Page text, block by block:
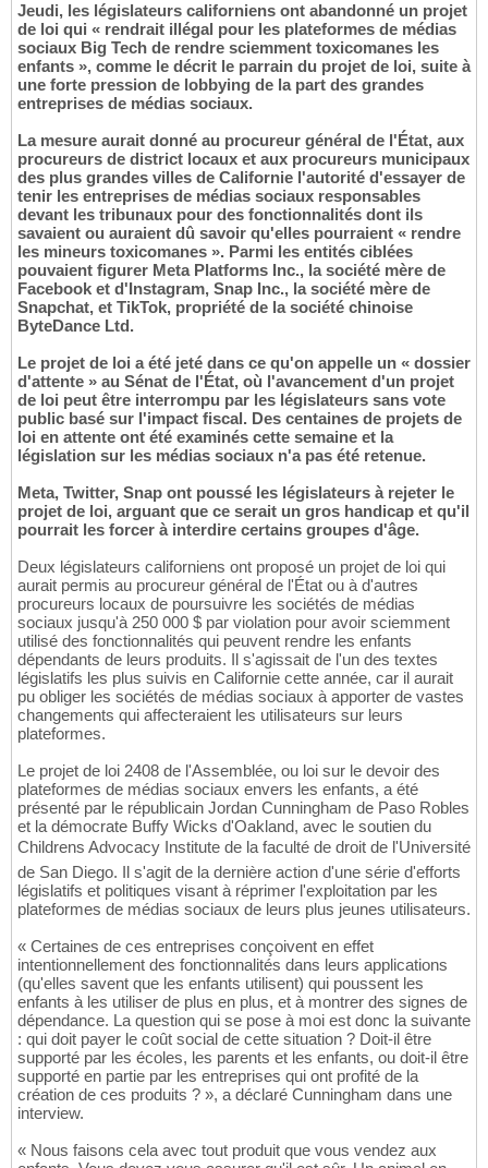
Jeudi, les législateurs californiens ont abandonné un projet
de loi qui « rendrait illégal pour les plateformes de médias
sociaux Big Tech de rendre sciemment toxicomanes les
enfants », comme le décrit le parrain du projet de loi, suite à
une forte pression de lobbying de la part des grandes
entreprises de médias sociaux.
La mesure aurait donné au procureur général de l'État, aux
procureurs de district locaux et aux procureurs municipaux
des plus grandes villes de Californie l'autorité d'essayer de
tenir les entreprises de médias sociaux responsables
devant les tribunaux pour des fonctionnalités dont ils
savaient ou auraient dû savoir qu'elles pourraient « rendre
les mineurs toxicomanes ». Parmi les entités ciblées
pouvaient figurer Meta Platforms Inc., la société mère de
Facebook et d'Instagram, Snap Inc., la société mère de
Snapchat, et TikTok, propriété de la société chinoise
ByteDance Ltd.
Le projet de loi a été jeté dans ce qu'on appelle un « dossier
d'attente » au Sénat de l'État, où l'avancement d'un projet
de loi peut être interrompu par les législateurs sans vote
public basé sur l'impact fiscal. Des centaines de projets de
loi en attente ont été examinés cette semaine et la
législation sur les médias sociaux n'a pas été retenue.
Meta, Twitter, Snap ont poussé les législateurs à rejeter le
projet de loi, arguant que ce serait un gros handicap et qu'il
pourrait les forcer à interdire certains groupes d'âge.
Deux législateurs californiens ont proposé un projet de loi qui
aurait permis au procureur général de l'État ou à d'autres
procureurs locaux de poursuivre les sociétés de médias
sociaux jusqu'à 250 000 $ par violation pour avoir sciemment
utilisé des fonctionnalités qui peuvent rendre les enfants
dépendants de leurs produits. Il s'agissait de l'un des textes
législatifs les plus suivis en Californie cette année, car il aurait
pu obliger les sociétés de médias sociaux à apporter de vastes
changements qui affecteraient les utilisateurs sur leurs
plateformes.
Le projet de loi 2408 de l'Assemblée, ou loi sur le devoir des
plateformes de médias sociaux envers les enfants, a été
présenté par le républicain Jordan Cunningham de Paso Robles
et la démocrate Buffy Wicks d'Oakland, avec le soutien du
Childrens Advocacy Institute de la faculté de droit de l'Université
de San Diego. Il s'agit de la dernière action d'une série d'efforts
législatifs et politiques visant à réprimer l'exploitation par les
plateformes de médias sociaux de leurs plus jeunes utilisateurs.
« Certaines de ces entreprises conçoivent en effet
intentionnellement des fonctionnalités dans leurs applications
(qu'elles savent que les enfants utilisent) qui poussent les
enfants à les utiliser de plus en plus, et à montrer des signes de
dépendance. La question qui se pose à moi est donc la suivante
: qui doit payer le coût social de cette situation ? Doit-il être
supporté par les écoles, les parents et les enfants, ou doit-il être
supporté en partie par les entreprises qui ont profité de la
création de ces produits ? », a déclaré Cunningham dans une
interview.
« Nous faisons cela avec tout produit que vous vendez aux